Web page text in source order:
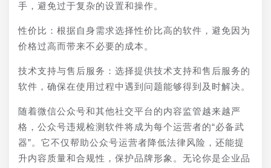
手，避免过于复杂的设置和操作。
性价比：根据自身需求选择性价比高的软件，避免因为
价格过高而带来不必要的成本。
技术支持与售后服务：选择提供技术支持和售后服务的
软件，确保在使用过程中遇到问题能够得到及时解决。
随着微信公众号和其他社交平台的内容监管越来越严
格，公众号违规检测软件将成为每个运营者的“必备武
器”。它不仅帮助公众号运营者降低法律风险，还能提
升内容质量和合规性，保护品牌形象。无论你是企业品